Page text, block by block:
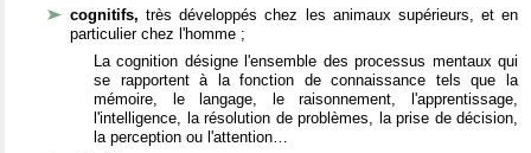
cognitifs,très développés chez les animaux supérieurs, et en
particulier chez l'homme ;
La cognition désigne l'ensemble des processus mentaux qui
se rapportent à la fonction de connaissance tels que la
mémoire, le langage, le raisonnement, l'apprentissage,
l'intelligence, la résolution de problèmes, la prise de décision,
la perception ou l'attention…